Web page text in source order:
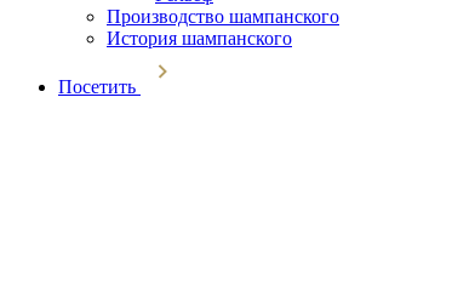
Производство шампанского
История шампанского
Посетить